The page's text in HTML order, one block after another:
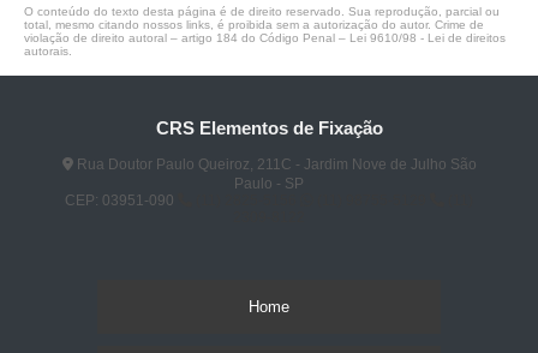
O conteúdo do texto desta página é de direito reservado. Sua reprodução, parcial ou
total, mesmo citando nossos links, é proibida sem a autorização do autor. Crime de
violação de direito autoral – artigo 184 do Código Penal – Lei 9610/98 - Lei de direitos
autorais
CRS Elementos de Fixação
Rua Doutor Paulo Queiroz, 211C - Jardim Nove de Julho São
Paulo - SP
CEP: 03951-090
Home